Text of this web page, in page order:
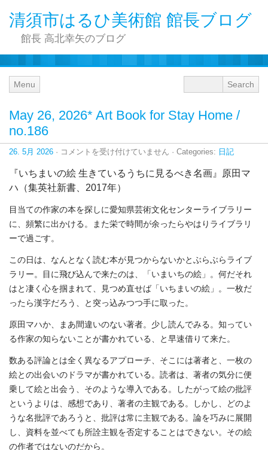
清須市はるひ美術館 館長ブログ
館長 高北幸矢のブログ
Menu
May 26, 2026* Art Book for Stay Home /
no.186
26. 5月 2026 · May
2026*
Art
Book
Stay
Home
/
no.186
コメントを受け付けていません · Categories: 日記
『いちまいの絵 生きているうちに見るべき名画』原田マ
ハ（集英社新書、2017年）
目当ての作家の本を探しに愛知県芸術文化センターライブラリー
に、頻繁に出かける。また栄で時間が余ったらやはりライブラリ
ーで過ごす。
この日は、なんとなく読む本が見つからないかとぶらぶらライブ
ラリー。目に飛び込んで来たのは、「いまいちの絵」。何だそれ
はと凄く心を掴まれて、見つめ直せば「いちまいの絵」。一枚だ
ったら漢字だろう、と突っ込みつつ手に取った。
原田マハか、まあ間違いのない著者。少し読んでみる。知ってい
る作家の知らないことが書かれている、と早速借りて来た。
数ある評論とは全く異なるアプローチ、そこには著者と、一枚の
絵との出会いのドラマが書かれている。読者は、著者の気分に便
乗して絵と出会う、そのような導入である。したがって絵の批評
というよりは、感想であり、著者の主観である。しかし、どのよ
うな名批評であろうと、批評は常に主観である。論を巧みに展開
し、資料を並べても所詮主観を否定することはできない。その絵
の作者ではないのだから。